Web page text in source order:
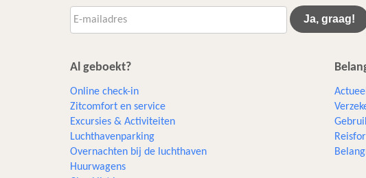
Ja, graag!
Al geboekt?
Online check-in
Zitcomfort en service
Excursies & Activiteiten​
Luchthavenparking
Overnachten bij de luchthaven
Huurwagens